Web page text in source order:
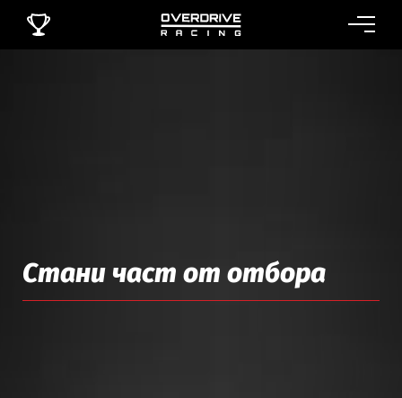
Стани част от отбора